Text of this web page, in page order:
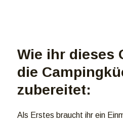
Wie ihr dieses
die
zubereitet:
Als Erstes braucht ihr ein